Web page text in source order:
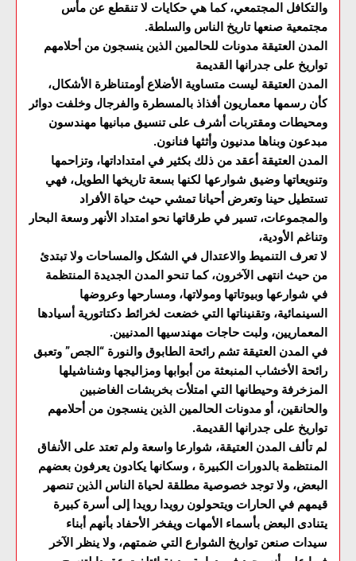
والتكافل المجتمعي، كما هي حكايات لا تنقطع عن مأس
مجتمعية صنعها تاريخ الناس والسلطة.
المدن العتيقة مدونات للحالمين الذين ينسجون من أحلامهم
تواريخ على جدرانها القديمة
المدن العتيقة ليست متساوية الأضلاع أومتناظرة الأشكال،
كأن رسمها معماريون أفذاذ بالمسطرة والفرجال وخلفت دوائر
ومحيطات ومقتربات أشرف على تنسيق مبانيها مهندسون
مبدعون وبناها مدنيون وأثثها فنانون.
المدن العتيقة أعقد من ذلك بكثير في امتداداتها، وتزاحمها
وتنويعاتها وضيق شوارعها لكنها بسعة تاريخها الطويل، فهي
تستطيل حينا وتعرض أحيانا تمشي حيث حياة الأفراد
والمجموعات، تسير في طرقاتها نحو امتداد الأنهر وسعة البحار
وتناغم الأودية،
لا تعرف التنميط والاعتدال في الشكل والمساحات ولا تبتدئ
من حيث انتهى الآخرون، كما تنحو المدن الجديدة المنتظمة
في شوارعها وبيوتاتها ومولاتها، ومسارحها وعروضها
السينمائية، وتقنيناتها التي خضعت لخرائط دكتاتورية أسيادها
المعماريين، ولبت حاجات مهندسيها المدنيين.
في المدن العتيقة تشم رائحة الطابوق والنورة “الجص” وتعبق
رائحة الأخشاب المنبعثة من أبوابها ومزاليجها وشناشيلها
المزخرفة وحيطانها التي امتلأت بخربشات الغاضبين
والحانقين، أو مدونات الحالمين الذين ينسجون من أحلامهم
تواريخ على جدرانها القديمة.
لم تألف المدن العتيقة، شوارعا واسعة ولم تعتد على الأنفاق
المنتظمة بالدورات الكبيرة ، وسكانها يكادون يعرفون بعضهم
البعض، ولا توجد خصوصية مطلقة لحياة الناس الذين تنصهر
قيمهم في الحارات ويتحولون رويدا رويدا إلى أسرة كبيرة
يتنادى البعض بأسماء الأمهات ويفخر الأحفاد بأنهم أبناء
سيدات صنعن تواريخ الشوارع التي ضمتهم، ولا ينظر الآخر